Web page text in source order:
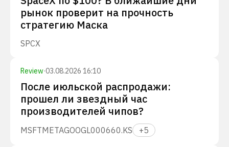
рынок проверит на прочность
стратегию Маска
SPCX
Review·03.08.2026 16:10
После июльской распродажи:
прошел ли звездный час
производителей чипов?
MSFTMETAGOOGL000660.KS +5